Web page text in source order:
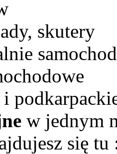
skutery
i
w jednym
się